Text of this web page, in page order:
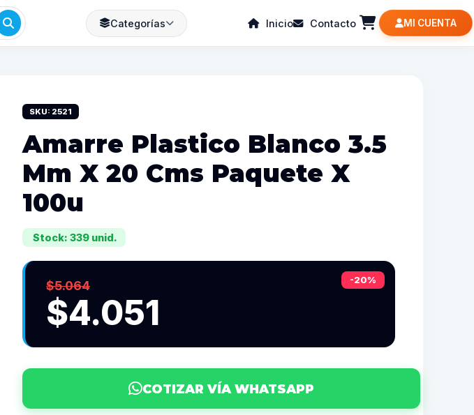
Categorías Inicio Contacto MI CUENTA
SKU: 2521
Amarre Plastico Blanco 3.5
Mm X 20 Cms Paquete X
100u
Stock: 339 unid.
-20%
$5.064
$4.051
COTIZAR VÍA WHATSAPP